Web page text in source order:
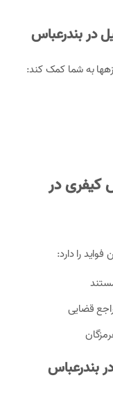
در بندرعباس
به شما کمک کند:
کیفری در
را دارد:
قضایی
بندرعباس